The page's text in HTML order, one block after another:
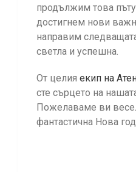
продължим това
достигнем нови
направим
светла и успешна.
От целия екип на
сте сърцето на
Пожелаваме ви
фантастична Нова